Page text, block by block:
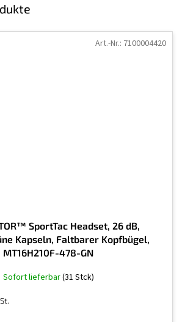
SportTac Headset, 26 dB,
Kapseln, Faltbarer Kopfbügel,
MT16H210F-478-GN
Die
durchschnittliche
Sofort lieferbar(31 Stck)
Art.-Nr.: 7100004420